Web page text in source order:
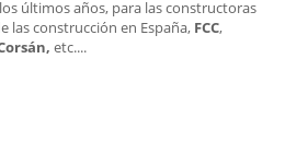
últimos años, para las constructoras
las construcción en España, FCC,
etc....